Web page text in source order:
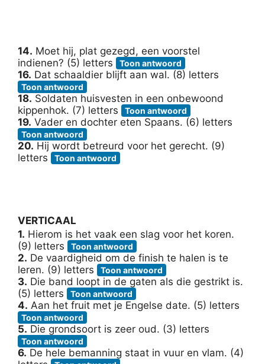
14. Moet hij, plat gezegd, een voorstel
indienen? (5) letters
Toon antwoord
16. Dat schaaldier blijft aan wal. (8) letters
Toon antwoord
18. Soldaten huisvesten in een onbewoond
kippenhok. (7) letters
Toon antwoord
19. Vader en dochter eten Spaans. (6) letters
Toon antwoord
20. Hij wordt betreurd voor het gerecht. (9)
letters
Toon antwoord
VERTICAAL
1. Hierom is het vaak een slag voor het koren.
(9) letters
Toon antwoord
2. De vaardigheid om de finish te halen is te
leren. (9) letters
Toon antwoord
3. Die band loopt in de gaten als die gestrikt is.
(5) letters
Toon antwoord
4. Aan het fruit met je Engelse date. (5) letters
Toon antwoord
5. Die grondsoort is zeer oud. (3) letters
Toon antwoord
6. De hele bemanning staat in vuur en vlam. (4)